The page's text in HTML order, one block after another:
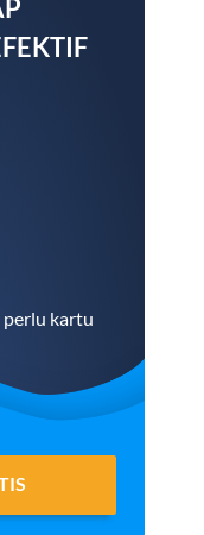
perlu kartu